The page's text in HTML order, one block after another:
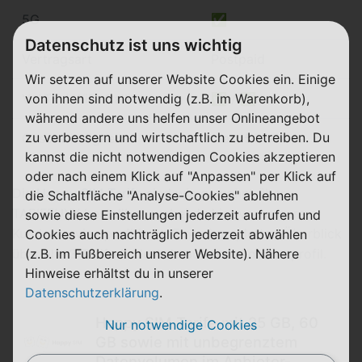
5G ✅
Postpaid
VoLTE / WiFi-Calling ✅ / ✅
Geschwindigkeit max. 50 Mbit/s
DieHappy SIM Tarifesind wie gewohnt über
TARIFFUXX bestellbar, wobei du hier von unserem
Kundenservice profitierst. Einen kompletten Überblick
über alle 3 Tarife findest du auf dem Anbieterprofil.
Happy SIM Tarife mit 25 GB, 60
Datenschutz ist uns wichtig
Wir setzen auf unserer Website Cookies ein. Einige
von ihnen sind notwendig (z.B. im Warenkorb),
während andere uns helfen unser Onlineangebot
zu verbessern und wirtschaftlich zu betreiben. Du
kannst die nicht notwendigen Cookies akzeptieren
oder nach einem Klick auf "Anpassen" per Klick auf
die Schaltfläche "Analyse-Cookies" ablehnen
sowie diese Einstellungen jederzeit aufrufen und
Cookies auch nachträglich jederzeit abwählen
(z.B. im Fußbereich unserer Website). Nähere
Hinweise erhältst du in unserer
Datenschutzerklärung.
Nur notwendige Cookies